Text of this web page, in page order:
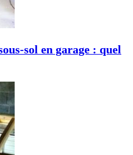
sol en garage : quel